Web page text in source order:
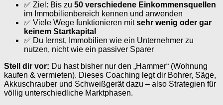
✅ Ziel: Bis zu 50 verschiedene Einkommensquellen
im Immobilienbereich kennen und anwenden
✅ Viele Wege funktionieren mitsehr wenig oder gar
keinem Startkapital
✅ Du lernst, Immobilien wie ein Unternehmer zu
nutzen, nicht wie ein passiver Sparer
Stell dir vor: Du hast bisher nur den „Hammer“ (Wohnung
kaufen & vermieten). Dieses Coaching legt dir Bohrer, Säge,
Akkuschrauber und Schweißgerät dazu – also Strategien für
völlig unterschiedliche Marktphasen.